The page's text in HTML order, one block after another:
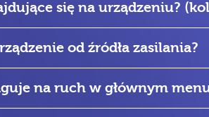
się na urządzeniu?
od źródła zasilania?
na ruch w głównym